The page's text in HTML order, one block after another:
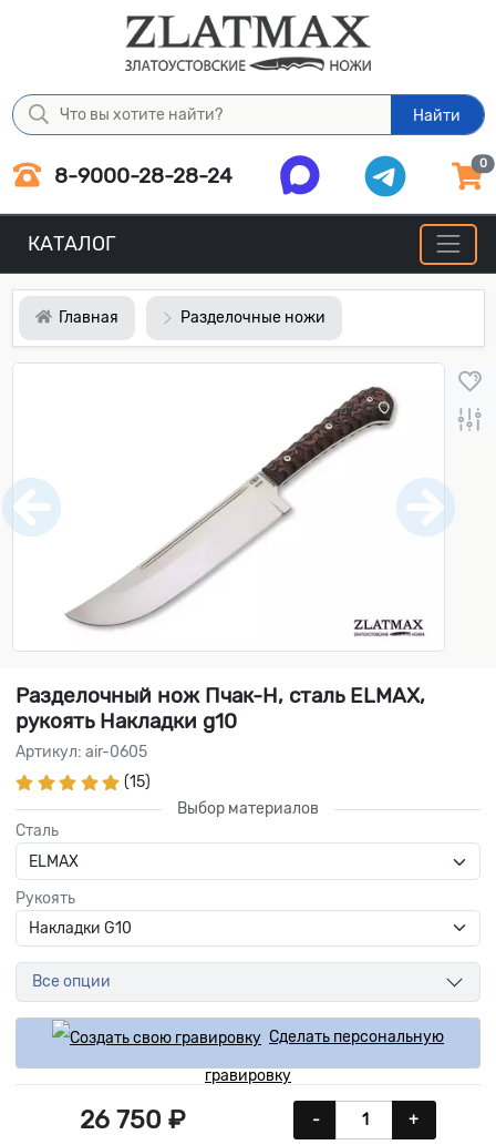
Найти
8-9000-28-28-24 0
КАТАЛОГ
Главная Разделочные ножи
Разделочный нож Пчак-Н, сталь ELMAX,
рукоять Накладки g10
Артикул: air-0605
(15)
Выбор материалов
Сталь
Рукоять
Все опции
Сделать персональную
гравировку
26 750 ₽ - +